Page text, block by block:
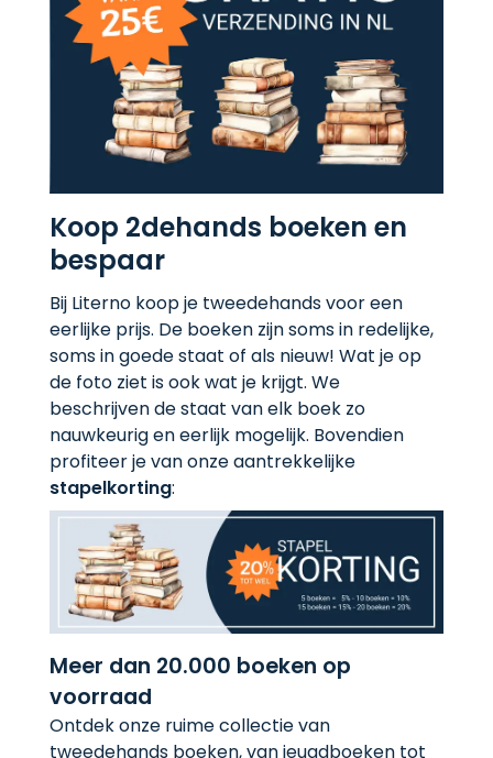
Koop 2dehands boeken en
bespaar
Bij Literno koop je tweedehands voor een
eerlijke prijs. De boeken zijn soms in redelijke,
soms in goede staat of als nieuw! Wat je op
de foto ziet is ook wat je krijgt. We
beschrijven de staat van elk boek zo
nauwkeurig en eerlijk mogelijk. Bovendien
profiteer je van onze aantrekkelijke
stapelkorting:
Meer dan 20.000 boeken op
voorraad
Ontdek onze ruime collectie van
tweedehands boeken, van jeugdboeken tot